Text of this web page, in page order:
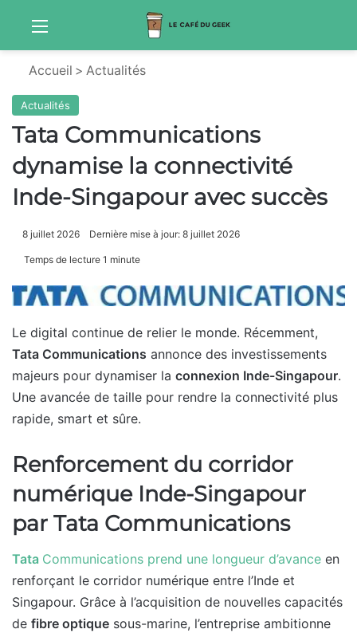
Menu
Accueil > Actualités
Actualités
Tata Communications
dynamise la connectivité
Inde-Singapour avec succès
8 juillet 2026 Dernière mise à jour: 8 juillet 2026
Temps de lecture 1 minute
Le digital continue de relier le monde. Récemment,
Tata Communications annonce des investissements
majeurs pour dynamiser la connexion Inde-Singapour.
Une avancée de taille pour rendre la connectivité plus
rapide, smart et sûre.
Renforcement du corridor
numérique Inde-Singapour
par Tata Communications
Tata Communications prend une longueur d’avance en
renforçant le corridor numérique entre l’Inde et
Singapour. Grâce à l’acquisition de nouvelles capacités
de fibre optique sous-marine, l’entreprise ambitionne